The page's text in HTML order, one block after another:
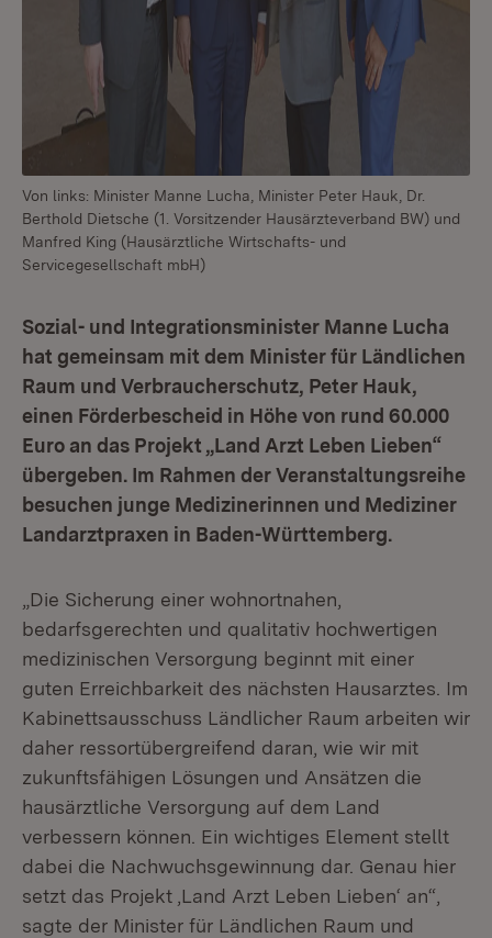
Von links: Minister Manne Lucha, Minister Peter Hauk, Dr.
Berthold Dietsche (1. Vorsitzender Hausärzteverband BW) und
Manfred King (Hausärztliche Wirtschafts- und
Servicegesellschaft mbH)
Sozial- und Integrationsminister Manne Lucha
hat gemeinsam mit dem Minister für Ländlichen
Raum und Verbraucherschutz, Peter Hauk,
einen Förderbescheid in Höhe von rund 60.000
Euro an das Projekt „Land Arzt Leben Lieben“
übergeben. Im Rahmen der Veranstaltungsreihe
besuchen junge Medizinerinnen und Mediziner
Landarztpraxen in Baden-Württemberg.
„Die Sicherung einer wohnortnahen,
bedarfsgerechten und qualitativ hochwertigen
medizinischen Versorgung beginnt mit einer
guten Erreichbarkeit des nächsten Hausarztes. Im
Kabinettsausschuss Ländlicher Raum arbeiten wir
daher ressortübergreifend daran, wie wir mit
zukunftsfähigen Lösungen und Ansätzen die
hausärztliche Versorgung auf dem Land
verbessern können. Ein wichtiges Element stellt
dabei die Nachwuchsgewinnung dar. Genau hier
setzt das Projekt ‚Land Arzt Leben Lieben‘ an“,
sagte der Minister für Ländlichen Raum und